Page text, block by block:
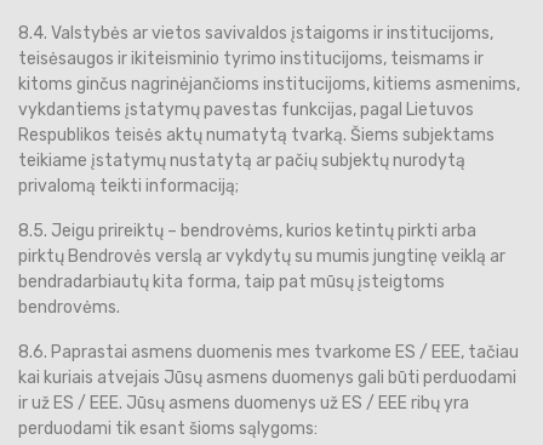
8.4. Valstybės ar vietos savivaldos įstaigoms ir institucijoms,
teisėsaugos ir ikiteisminio tyrimo institucijoms, teismams ir
kitoms ginčus nagrinėjančioms institucijoms, kitiems asmenims,
vykdantiems įstatymų pavestas funkcijas, pagal Lietuvos
Respublikos teisės aktų numatytą tvarką. Šiems subjektams
teikiame įstatymų nustatytą ar pačių subjektų nurodytą
privalomą teikti informaciją;
8.5. Jeigu prireiktų – bendrovėms, kurios ketintų pirkti arba
pirktų Bendrovės verslą ar vykdytų su mumis jungtinę veiklą ar
bendradarbiautų kita forma, taip pat mūsų įsteigtoms
bendrovėms.
8.6. Paprastai asmens duomenis mes tvarkome ES / EEE, tačiau
kai kuriais atvejais Jūsų asmens duomenys gali būti perduodami
ir už ES / EEE. Jūsų asmens duomenys už ES / EEE ribų yra
perduodami tik esant šioms sąlygoms: